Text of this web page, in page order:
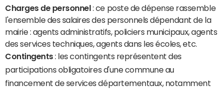
Charges de personnel : ce poste de dépense rassemble
l'ensemble des salaires des personnels dépendant de la
mairie : agents administratifs, policiers municipaux, agents
des services techniques, agents dans les écoles, etc.
Contingents: les contingents représentent des
participations obligatoires d'une commune au
financement de services départementaux, notamment